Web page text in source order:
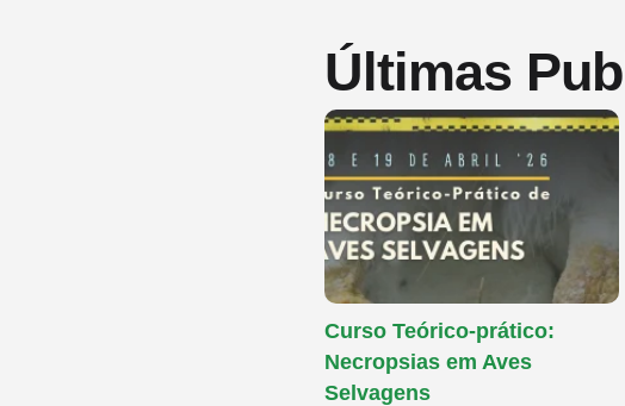
Últimas
Curso Teórico-prático:
Necropsias em Aves
Selvagens